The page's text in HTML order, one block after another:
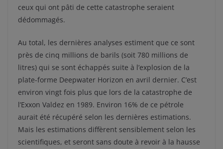
ceux qui ont pâti de cette catastrophe seraient
dédommagés.
Au total, les dernières analyses estiment que ce sont
près de cinq millions de barils (soit 780 millions de
litres) qui se sont échappés suite à l’explosion de la
plate-forme Deepwater Horizon en avril dernier. C’est
environ vingt fois plus que lors de la catastrophe de
l’Exxon Valdez en 1989. Environ 16% de ce pétrole
aurait été récupéré selon les dernières estimations.
Mais les estimations diffèrent sensiblement selon les
scientifiques, et seront sans doute à revoir à la hausse